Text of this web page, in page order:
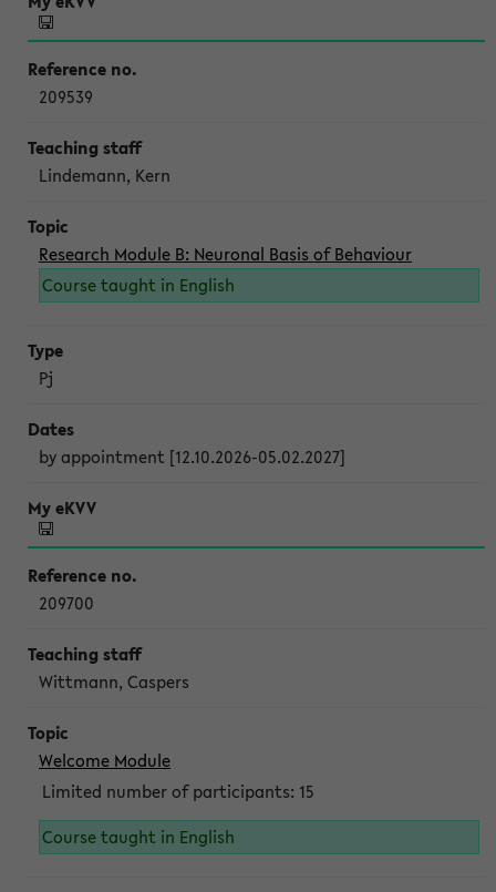
209539
Lindemann, Kern
Research Module B: Neuronal Basis of Behaviour
Course taught in English
Pj
by appointment [12.10.2026-05.02.2027]
209700
Wittmann, Caspers
Welcome Module
Limited number of participants: 15
Course taught in English